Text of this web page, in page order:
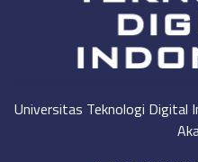
Universitas Teknologi Digital